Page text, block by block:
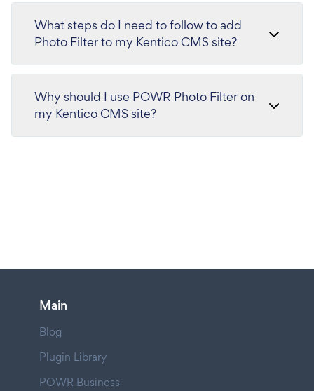
What steps do I need to follow to add
Photo Filter to my Kentico CMS site?
Why should I use POWR Photo Filter on
my Kentico CMS site?
Main
Blog
Plugin Library
POWR Business